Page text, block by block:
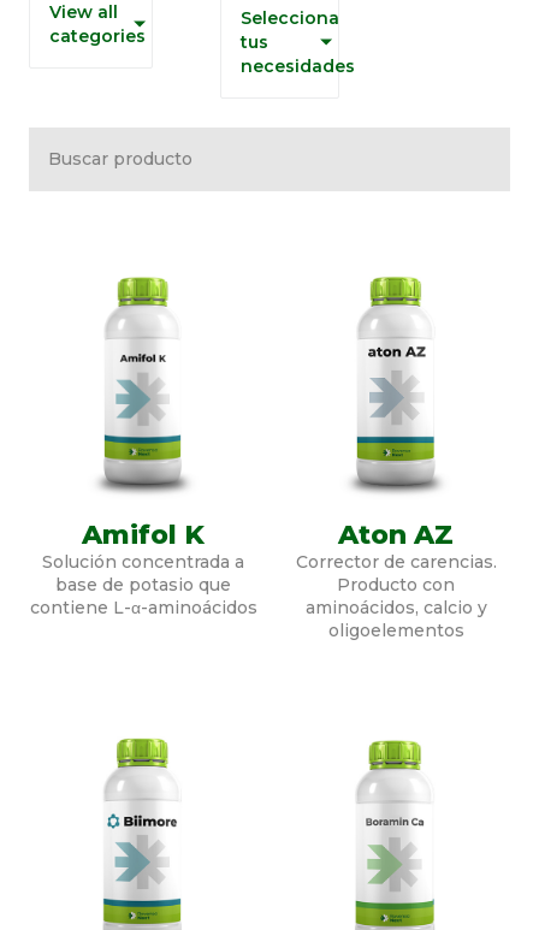
View all
categories
Selecciona
tus
necesidades
Amifol K
Solución concentrada a
base de potasio que
contiene L-α-aminoácidos
Aton AZ
Corrector de carencias.
Producto con
aminoácidos, calcio y
oligoelementos